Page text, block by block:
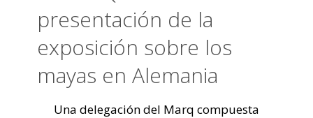
presentación de la
exposición sobre los
mayas en Alemania
Una delegación del Marq compuesta